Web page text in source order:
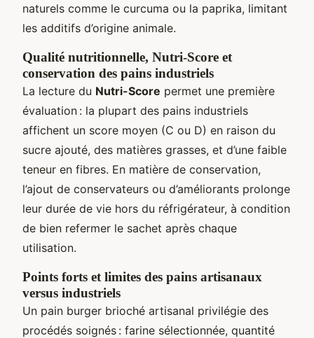
naturels comme le curcuma ou la paprika, limitant
les additifs d’origine animale.
Qualité nutritionnelle, Nutri-Score et
conservation des pains industriels
La lecture du Nutri-Score permet une première
évaluation : la plupart des pains industriels
affichent un score moyen (C ou D) en raison du
sucre ajouté, des matières grasses, et d’une faible
teneur en fibres. En matière de conservation,
l’ajout de conservateurs ou d’améliorants prolonge
leur durée de vie hors du réfrigérateur, à condition
de bien refermer le sachet après chaque
utilisation.
Points forts et limites des pains artisanaux
versus industriels
Un pain burger brioché artisanal privilégie des
procédés soignés : farine sélectionnée, quantité